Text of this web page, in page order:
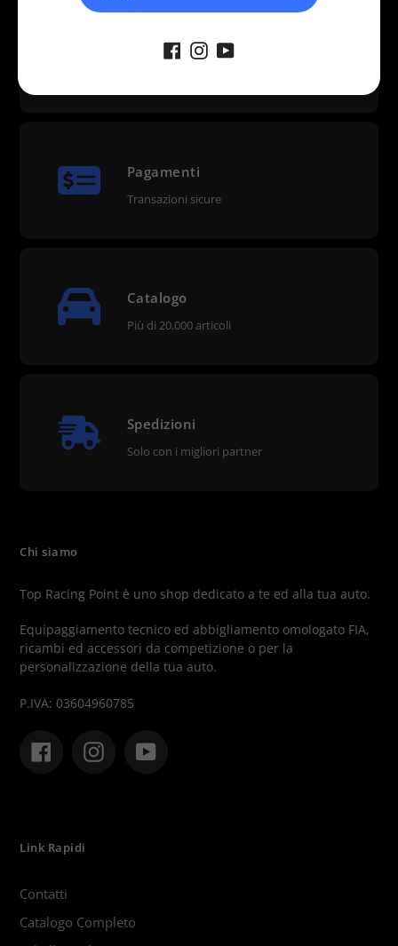
Assistenza
Pagamenti
Transazioni sicure
Catalogo
Più di 20.000 articoli
Spedizioni
Solo con i migliori partner
Chi siamo
Top Racing Point è uno shop dedicato a te ed alla tua auto.
Equipaggiamento tecnico ed abbigliamento omologato FIA,
ricambi ed accessori da competizione o per la
personalizzazione della tua auto.
P.IVA: 03604960785
FacebookInstagram
Link Rapidi
Contatti
Catalogo Completo